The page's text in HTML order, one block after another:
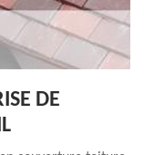
DE